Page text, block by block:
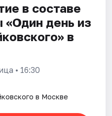
в составе
«Один день из
в
• 16:30
в Москве